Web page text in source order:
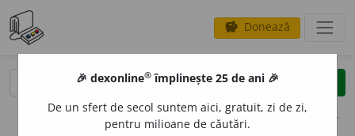
savings Donează
clear
opțiuni
🎉 dexonline® împlinește 25 de ani 🎉
De un sfert de secol suntem aici, gratuit, zi de zi,
pentru milioane de căutări.